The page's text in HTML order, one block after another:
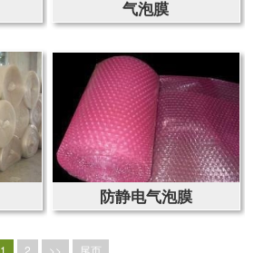
气泡膜
防静电气泡膜
1 2 >> 尾页